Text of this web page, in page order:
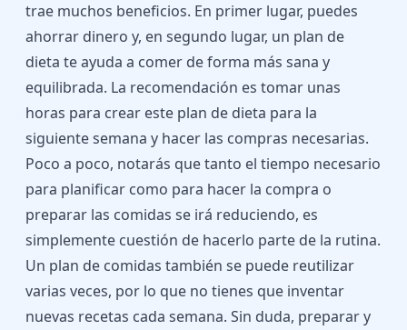
trae muchos beneficios. En primer lugar, puedes
ahorrar dinero y, en segundo lugar, un plan de
dieta te ayuda a comer de forma más sana y
equilibrada. La recomendación es tomar unas
horas para crear este plan de dieta para la
siguiente semana y hacer las compras necesarias.
Poco a poco, notarás que tanto el tiempo necesario
para planificar como para hacer la compra o
preparar las comidas se irá reduciendo, es
simplemente cuestión de hacerlo parte de la rutina.
Un plan de comidas también se puede reutilizar
varias veces, por lo que no tienes que inventar
nuevas recetas cada semana. Sin duda, preparar y